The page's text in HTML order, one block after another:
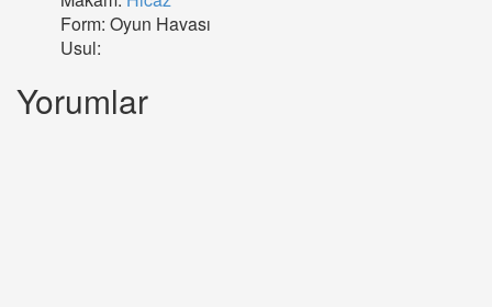
Form: Oyun Havası
Usul:
Yorumlar